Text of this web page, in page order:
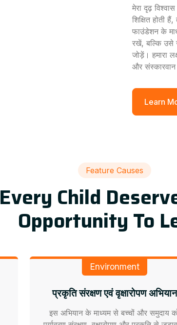
मेरा दृढ़
शिक्षित होती
फाउंडेशन के
रखें, बल्कि उसे
जोड़ें। हमारा
और संस्कारवान
Learn
Feature Causes
Every Child
Opportunity To
Environment
प्रकृति संरक्षण एवं वृक्षारोपण अभियान
इस अभियान के माध्यम से बच्चों और समुदाय